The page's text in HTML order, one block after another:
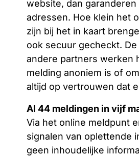
website, dan
adressen. Hoe klein het
zijn bij het in kaart
ook secuur gecheckt.
andere partners werken
melding anoniem is of
altijd op vertrouwen dat
Al 44 meldingen in vijf
Via het online meldpunt
signalen van oplettende
geen inhoudelijke